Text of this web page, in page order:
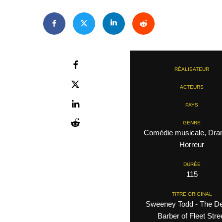
RÉALISATEUR
ACTEURS
PAYS
GENRE
Comédie musicale,
Horreur
DURÉE
115
TITRE ORIGINAL
Sweeney Todd - The
Barber of Fleet